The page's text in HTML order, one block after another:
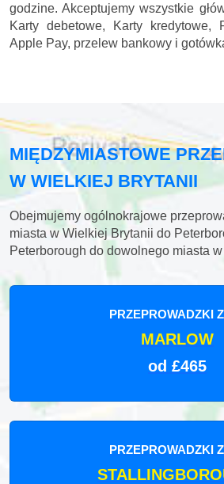
godzine. Akceptujemy wszystkie
Karty debetowe, Karty kredytowe,
Apple Pay, przelew bankowy i
MIĘDZYMIASTOWE
W WIELKIEJ BRYTANII
Obejmujemy ogólnokrajowe
miasta w Wielkiej Brytanii do
Peterborough do dowolnego miasta
PRZEPROWADZKI
MARLOW
od £465
PRZEPROWADZKI